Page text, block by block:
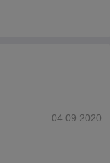
04.09.2020